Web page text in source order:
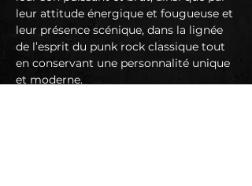
leur attitude énergique et fougueuse et
leur présence scénique, dans la lignée
de l’esprit du punk rock classique tout
en conservant une personnalité unique
et moderne.